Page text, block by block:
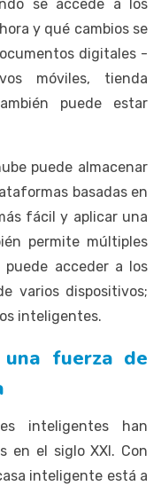
se accede a los
y qué cambios se
digitales -
móviles, tienda
puede estar
puede almacenar
basadas en
fácil y aplicar una
permite múltiples
puede acceder a los
varios dispositivos;
inteligentes.
fuerza de
inteligentes han
en el siglo XXI. Con
inteligente está a